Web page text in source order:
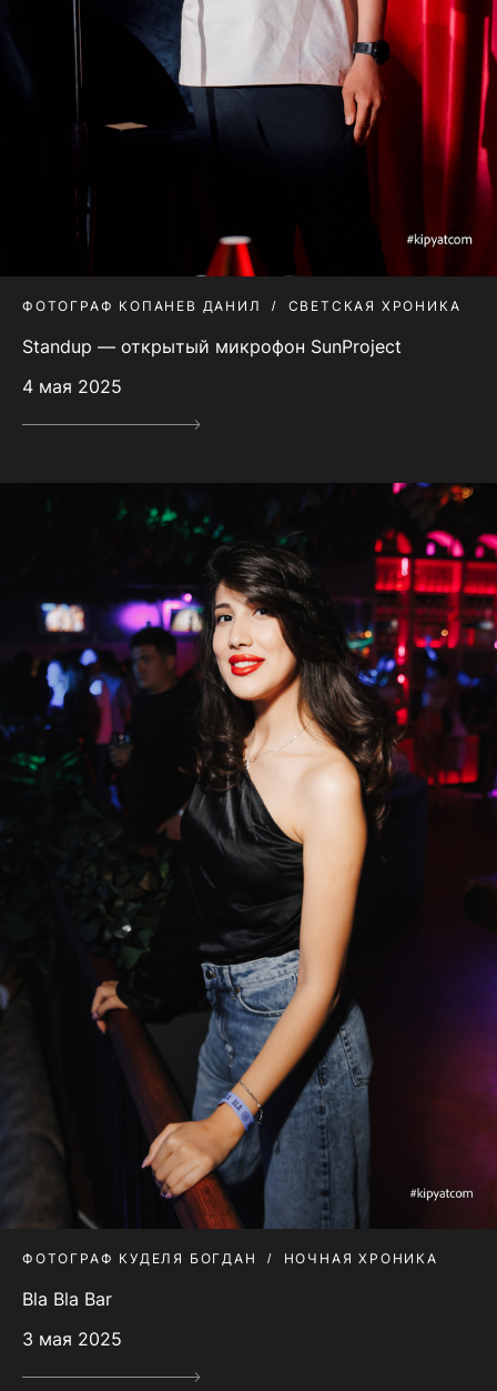
ФОТОГРАФ КОПАНЕВ ДАНИЛ СВЕТСКАЯ ХРОНИКА
Standup — открытый микрофон SunProject
4 мая 2025
ФОТОГРАФ КУДЕЛЯ БОГДАН НОЧНАЯ ХРОНИКА
Bla Bla Bar
3 мая 2025